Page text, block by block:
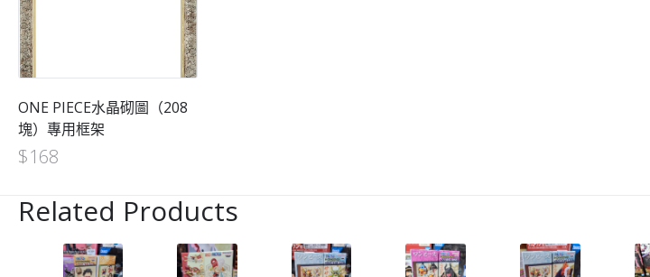
ONE PIECE水晶砌圖（208
塊）專用框架
$168
Related Products